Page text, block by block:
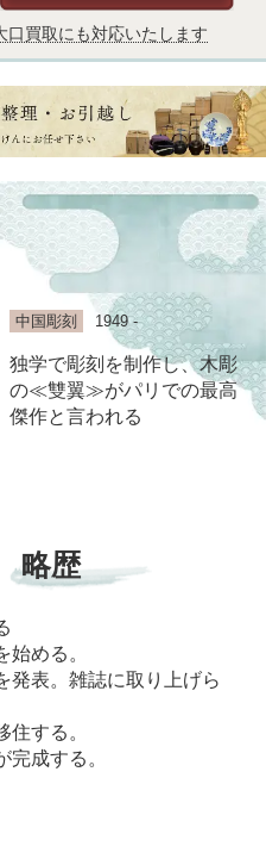
口買取にも対応いたします
中国彫刻 1949 -
独学で彫刻を制作し、木彫
の≪雙翼≫がパリでの最高
傑作と言われる
略歴
める。
表。雑誌に取り上げら
する。
成する。